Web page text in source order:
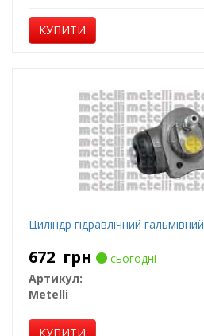
КУПИТИ
Циліндр гідравлічний гальмівний
672 грн
сьогодні
Артикул:
Metelli
КУПИТИ